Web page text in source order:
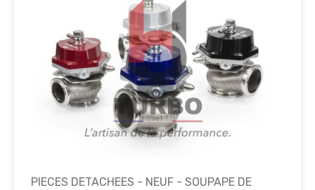
PIECES DETACHEES - NEUF - SOUPAPE DE